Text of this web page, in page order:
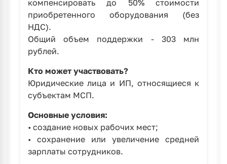
компенсировать до 50% стоимости
приобретенного оборудования (без
НДС).
Общий объем поддержки - 303 млн
рублей.
Кто может участвовать?
Юридические лица и ИП, относящиеся к
субъектам МСП.
Основные условия:
• создание новых рабочих мест;
• сохранение или увеличение средней
зарплаты сотрудников.